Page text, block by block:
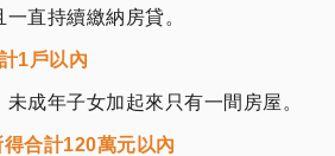
直持續繳納房貸。
1戶以內
成年子女加起來只有一間房屋。
合計120萬元以內